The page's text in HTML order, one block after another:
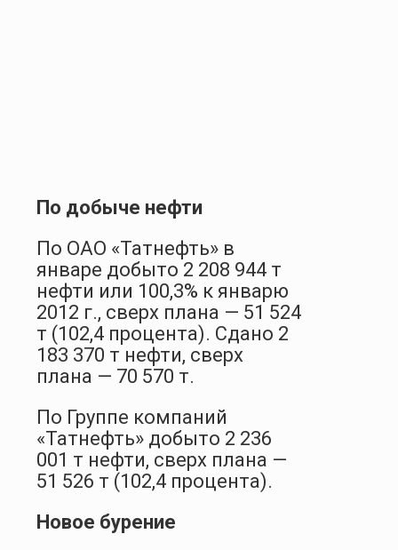
По добыче нефти
По ОАО «Татнефть» в
январе добыто 2 208 944 т
нефти или 100,3% к январю
2012 г., сверх плана — 51 524
т (102,4 процента). Сдано 2
183 370 т нефти, сверх
плана — 70 570 т.
По Группе компаний
«Татнефть» добыто 2 236
001 т нефти, сверх плана —
51 526 т (102,4 процента).
Новое бурение